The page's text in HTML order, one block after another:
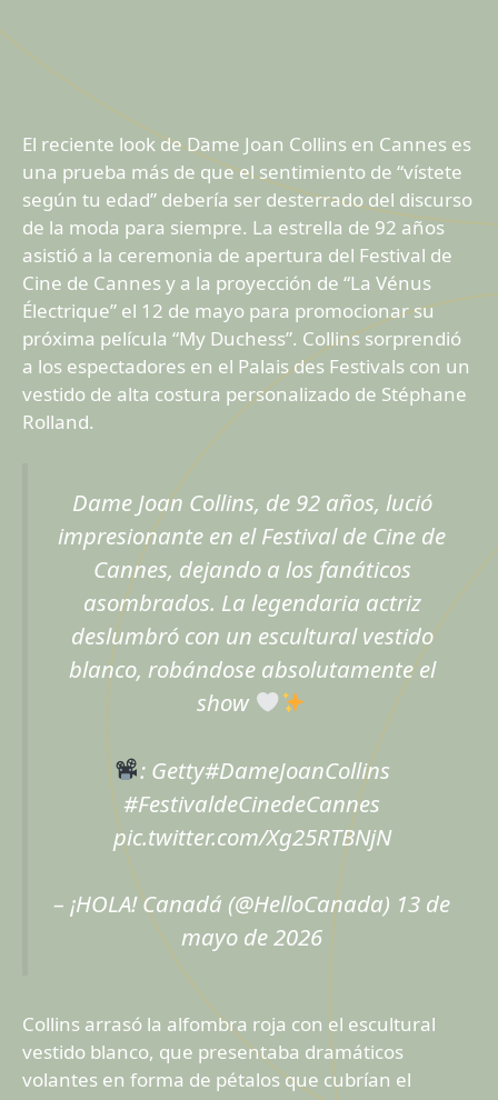
El reciente look de Dame Joan Collins en Cannes es
una prueba más de que el sentimiento de “vístete
según tu edad” debería ser desterrado del discurso
de la moda para siempre. La estrella de 92 años
asistió a la ceremonia de apertura del Festival de
Cine de Cannes y a la proyección de “La Vénus
Électrique” el 12 de mayo para promocionar su
próxima película “My Duchess”. Collins sorprendió
a los espectadores en el Palais des Festivals con un
vestido de alta costura personalizado de Stéphane
Rolland.
Dame Joan Collins, de 92 años, lució
impresionante en el Festival de Cine de
Cannes, dejando a los fanáticos
asombrados. La legendaria actriz
deslumbró con un escultural vestido
blanco, robándose absolutamente el
show
: Getty#DameJoanCollins
#FestivaldeCinedeCannes
pic.twitter.com/Xg25RTBNjN
– ¡HOLA! Canadá (@HelloCanada) 13 de
mayo de 2026
Collins arrasó la alfombra roja con el escultural
vestido blanco, que presentaba dramáticos
volantes en forma de pétalos que cubrían el